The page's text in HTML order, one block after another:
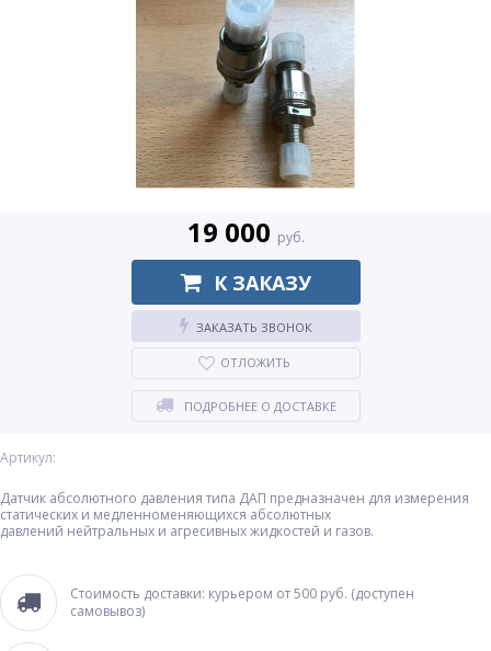
Артикул:
Датчик абсолютного давления типа ДАП предназначен для измерения
статических и медленноменяющихся абсолютных
давлений нейтральных и агресивных жидкостей и газов.
Стоимость доставки: курьером от 500 руб. (доступен
самовывоз)
19 000 руб.
К ЗАКАЗУ
ЗАКАЗАТЬ ЗВОНОК
ОТЛОЖИТЬ
ПОДРОБНЕЕ О ДОСТАВКЕ